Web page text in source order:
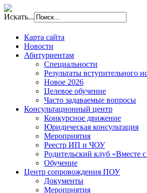
Искать...
Карта сайта
Новости
Абитуриентам
Специальности
Результаты вступительного
Новое 2026
Целевое обучение
Часто задаваемые вопросы
Консультационный центр
Конкурсное движение
Юридическая консультация
Мероприятия
Реестр ИП и ЧОУ
Родительский клуб «Вместе
Обучение
Центр сопровождения ПОУ
Документы
Мероприятия